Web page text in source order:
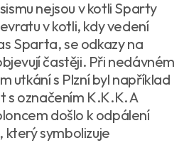
nejsou v kotli Sparty
v kotli, kdy vedení
Sparta, se odkazy na
častěji. Při nedávném
utkání s Plzní byl například
označením K.K.K. A
došlo k odpálení
který symbolizuje